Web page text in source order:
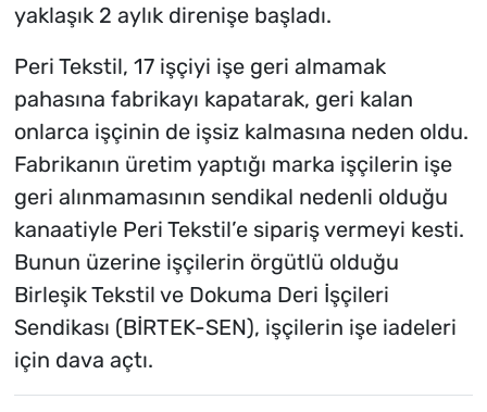
yaklaşık 2 aylık direnişe başladı.
Peri Tekstil, 17 işçiyi işe geri almamak
pahasına fabrikayı kapatarak, geri kalan
onlarca işçinin de işsiz kalmasına neden oldu.
Fabrikanın üretim yaptığı marka işçilerin işe
geri alınmamasının sendikal nedenli olduğu
kanaatiyle Peri Tekstil’e sipariş vermeyi kesti.
Bunun üzerine işçilerin örgütlü olduğu
Birleşik Tekstil ve Dokuma Deri İşçileri
Sendikası (BİRTEK-SEN), işçilerin işe iadeleri
için dava açtı.